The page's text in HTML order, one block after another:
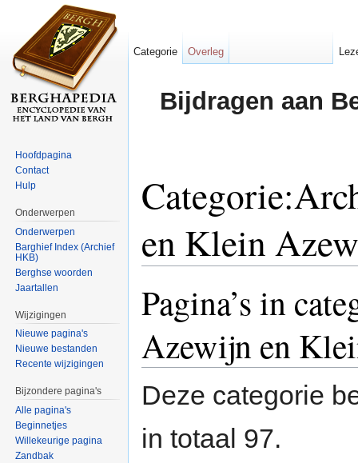
Bijdragen aan
en Klein
Pagina’s in
Azewijn en
Deze categorie
in totaal 97.
Categorie Overleg
Hoofdpagina
Contact
Hulp
Onderwerpen
Onderwerpen
Barghief Index (Archief
HKB)
Berghse woorden
Jaartallen
Wijzigingen
Nieuwe pagina's
Nieuwe bestanden
Recente wijzigingen
Bijzondere pagina's
Alle pagina's
Beginnetjes
Willekeurige pagina
Zandbak